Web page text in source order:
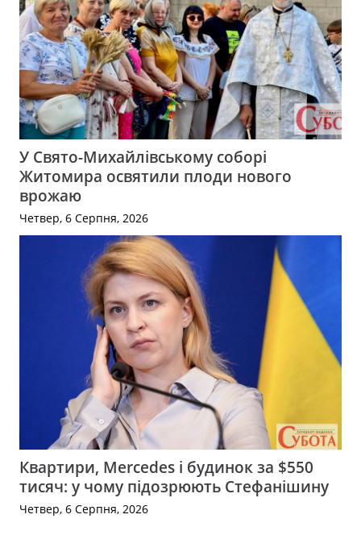
У Свято-Михайлівському соборі
Житомира освятили плоди нового
врожаю
Четвер, 6 Серпня, 2026
Квартири, Mercedes і будинок за $550
тисяч: у чому підозрюють Стефанішину
Четвер, 6 Серпня, 2026